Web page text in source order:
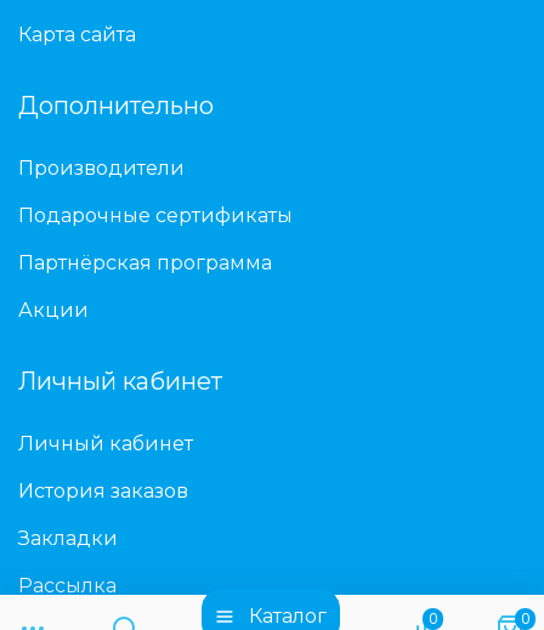
Каталог 0 0
Карта сайта
Дополнительно
Производители
Подарочные сертификаты
Партнёрская программа
Акции
Личный кабинет
Личный кабинет
История заказов
Закладки
Рассылка